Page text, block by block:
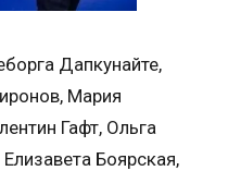
Дапкунайте,
Мария
Гафт, Ольга
Боярская,